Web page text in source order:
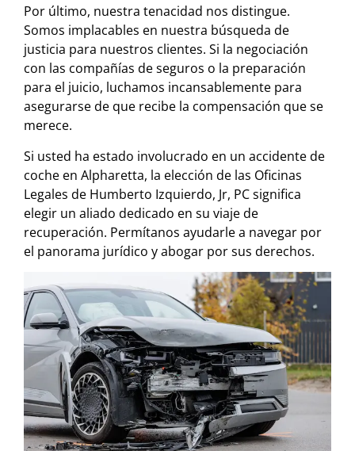
Por último, nuestra tenacidad nos distingue.
Somos implacables en nuestra búsqueda de
justicia para nuestros clientes. Si la negociación
con las compañías de seguros o la preparación
para el juicio, luchamos incansablemente para
asegurarse de que recibe la compensación que se
merece.
Si usted ha estado involucrado en un accidente de
coche en Alpharetta, la elección de las Oficinas
Legales de Humberto Izquierdo, Jr, PC significa
elegir un aliado dedicado en su viaje de
recuperación. Permítanos ayudarle a navegar por
el panorama jurídico y abogar por sus derechos.